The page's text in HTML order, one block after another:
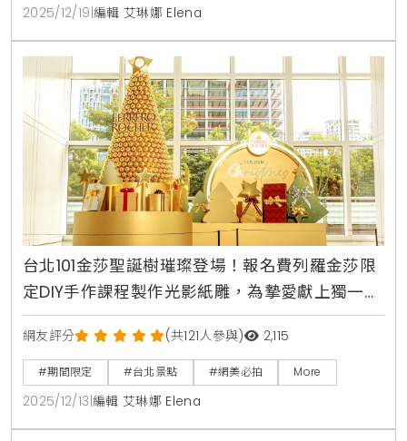
2025/12/19 編輯 艾琳娜 Elena
台北101金莎聖誕樹璀璨登場！報名費列羅金莎限
定DIY手作課程製作光影紙雕，為摯愛獻上獨一無
二金色心意
網友評分 (共121人參與) 2,115
#期間限定 #台北景點 #網美必拍 More
2025/12/13 編輯 艾琳娜 Elena